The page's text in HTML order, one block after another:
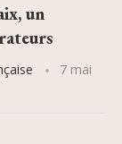
un
7 mai